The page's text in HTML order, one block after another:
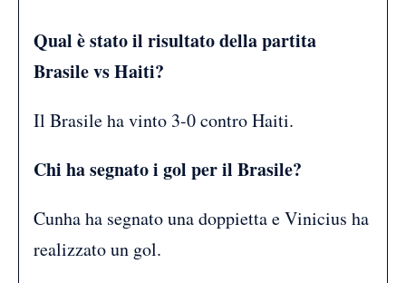
Qual è stato il risultato della partita
Brasile vs Haiti?
Il Brasile ha vinto 3-0 contro Haiti.
Chi ha segnato i gol per il Brasile?
Cunha ha segnato una doppietta e Vinicius ha
realizzato un gol.